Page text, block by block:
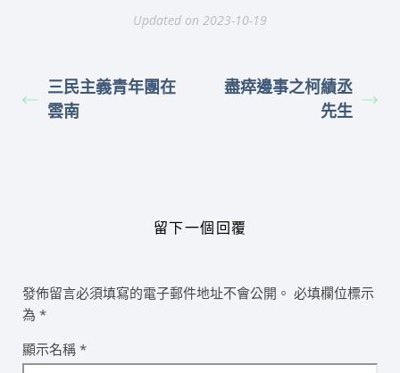
Updated on 2023-10-19
三民主義青年團在
雲南
盡瘁邊事之柯績丞
先生
留下一個回覆
發佈留言必須填寫的電子郵件地址不會公開。 必填欄位標示
為 *
顯示名稱 *